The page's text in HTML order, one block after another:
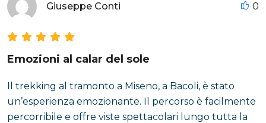
Giuseppe Conti 0
Emozioni al calar del sole
Il trekking al tramonto a Miseno, a Bacoli, è stato
un’esperienza emozionante. Il percorso è facilmente
percorribile e offre viste spettacolari lungo tutta la